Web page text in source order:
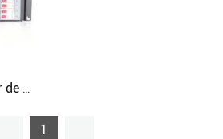
LAS5 + 1 Distribuidor de 8 canales Sistema de sonido profesional Altavoces de línea Controlador de potencia
1